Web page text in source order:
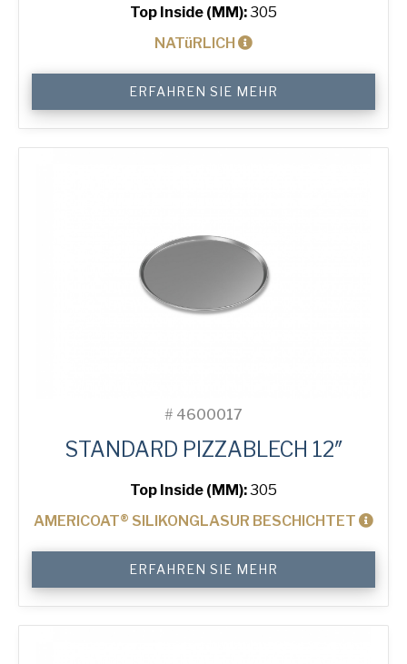
Top Inside (MM):305
NATüRLICH
Pizza
Tray
Menge
ERFAHREN SIE MEHR
# 4600017
STANDARD PIZZABLECH 12″
Top Inside (MM):305
AMERICOAT® SILIKONGLASUR BESCHICHTET
Pizza
Tray
Menge
ERFAHREN SIE MEHR